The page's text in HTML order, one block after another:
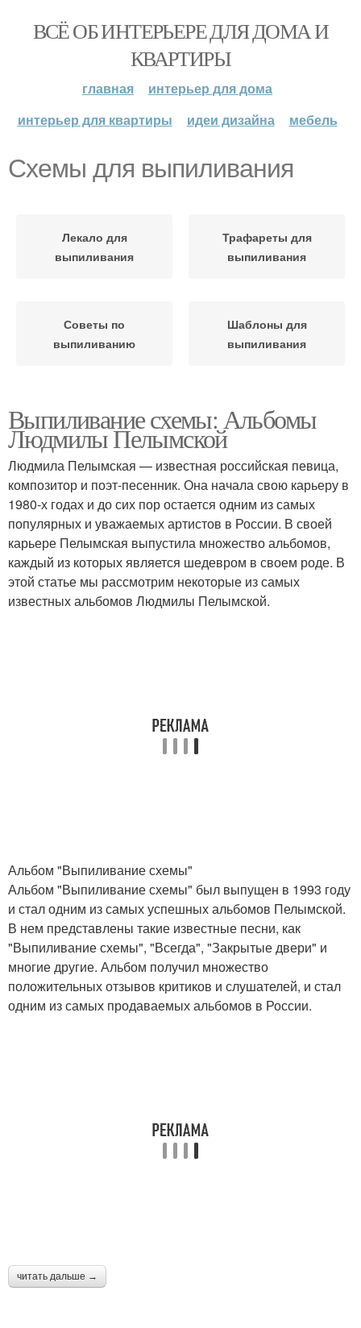
ВСЁ ОБ ИНТЕРЬЕРЕ ДЛЯ ДОМА И
КВАРТИРЫ
главная
интерьер для дома
интерьер для квартиры
идеи дизайна мебель
Схемы для выпиливания
Лекало для
выпиливания
Трафареты для
выпиливания
Советы по
выпиливанию
Шаблоны для
выпиливания
Выпиливание схемы: Альбомы
Людмилы Пелымской
Людмила Пелымская — известная российская певица,
композитор и поэт-песенник. Она начала свою карьеру в
1980-х годах и до сих пор остается одним из самых
популярных и уважаемых артистов в России. В своей
карьере Пелымская выпустила множество альбомов,
каждый из которых является шедевром в своем роде. В
этой статье мы рассмотрим некоторые из самых
известных альбомов Людмилы Пелымской.
Альбом "Выпиливание схемы"
Альбом "Выпиливание схемы" был выпущен в 1993 году
и стал одним из самых успешных альбомов Пелымской.
В нем представлены такие известные песни, как
"Выпиливание схемы", "Всегда", "Закрытые двери" и
многие другие. Альбом получил множество
положительных отзывов критиков и слушателей, и стал
одним из самых продаваемых альбомов в России.
читать дальше →